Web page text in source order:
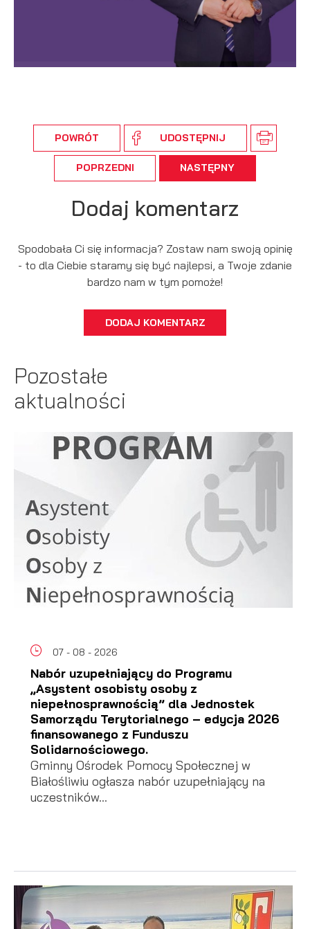
POWRÓT UDOSTĘPNIJ
POPRZEDNI NASTĘPNY
Dodaj komentarz
Spodobała Ci się informacja? Zostaw nam swoją opinię
- to dla Ciebie staramy się być najlepsi, a Twoje zdanie
bardzo nam w tym pomoże!
DODAJ KOMENTARZ
Pozostałe
aktualności
07 - 08 - 2026
Nabór uzupełniający do Programu
„Asystent osobisty osoby z
niepełnosprawnością” dla Jednostek
Samorządu Terytorialnego – edycja 2026
finansowanego z Funduszu
Solidarnościowego.
Gminny Ośrodek Pomocy Społecznej w
Białośliwiu ogłasza nabór uzupełniający na
uczestników...
podmiotów trzecich lub firm będących naszymi partnerami
oraz innych dostawców usług. Firmy te działają w charakterze
pośredników prezentujących nasze treści w postaci
wiadomości, ofert, komunikatów mediów społecznościowych.